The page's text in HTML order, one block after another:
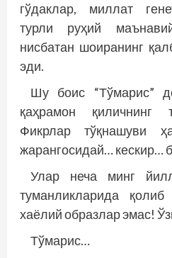
гўдаклар, миллат
турли руҳий
нисбатан шоиранинг
эди.
Шу боис “Тўмарис”
қаҳрамон қиличнинг
Фикрлар тўқнашуви
жарангосидай… кескир…
Улар неча минг
туманликларида
хаёлий образлар эмас!
Тўмарис…